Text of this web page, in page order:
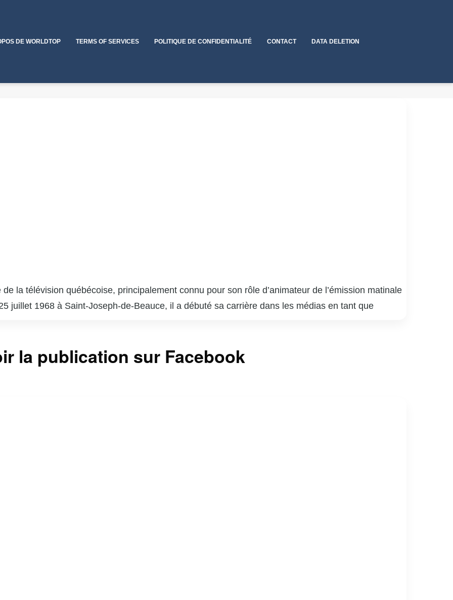
DE WORLDTOP TERMS OF SERVICES POLITIQUE DE CONFIDENTIALITÉ CONTACT DATA DELETION
la télévision québécoise, principalement connu pour son rôle d’animateur de l’émission matinale
juillet 1968 à Saint-Joseph-de-Beauce, il a débuté sa carrière dans les médias en tant que
causes sociales et caritatives, ce qui lui a valu une grande admiration et respect de la part de
non seulement un animateur talentueux, mais aussi un homme de cœur, dont l’engagement et la
la publication sur Facebook